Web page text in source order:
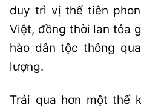
duy trì vị thế tiên
Việt, đồng thời lan tỏa
hào dân tộc thông
lượng.
Trải qua hơn một thế